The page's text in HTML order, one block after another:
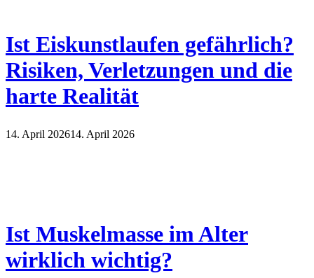
Ist Eiskunstlaufen gefährlich?
Risiken, Verletzungen und die
harte Realität
14. April 202614. April 2026
Ist Muskelmasse im Alter
wirklich wichtig?